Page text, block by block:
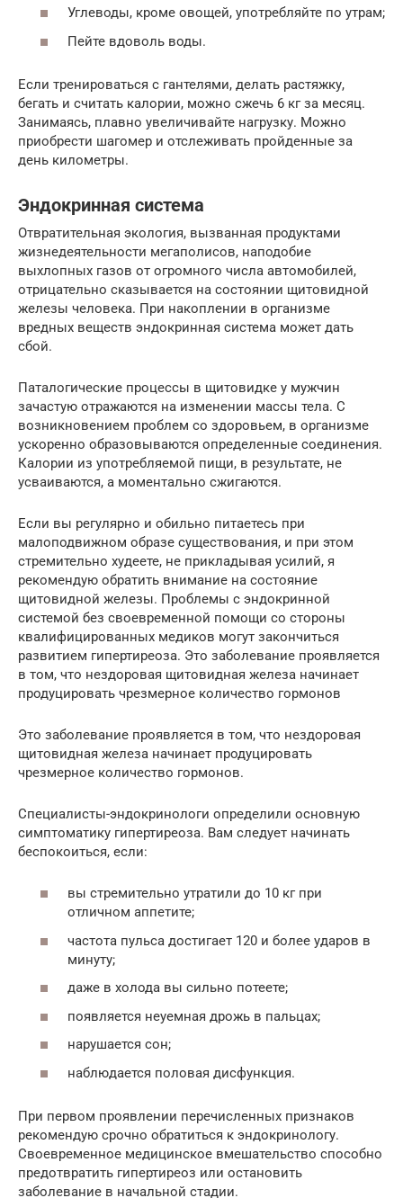
Углеводы, кроме овощей, употребляйте по утрам;
Пейте вдоволь воды.
Если тренироваться с гантелями, делать растяжку,
бегать и считать калории, можно сжечь 6 кг за месяц.
Занимаясь, плавно увеличивайте нагрузку. Можно
приобрести шагомер и отслеживать пройденные за
день километры.
Эндокринная система
Отвратительная экология, вызванная продуктами
жизнедеятельности мегаполисов, наподобие
выхлопных газов от огромного числа автомобилей,
отрицательно сказывается на состоянии щитовидной
железы человека. При накоплении в организме
вредных веществ эндокринная система может дать
сбой.
Паталогические процессы в щитовидке у мужчин
зачастую отражаются на изменении массы тела. С
возникновением проблем со здоровьем, в организме
ускоренно образовываются определенные соединения.
Калории из употребляемой пищи, в результате, не
усваиваются, а моментально сжигаются.
Если вы регулярно и обильно питаетесь при
малоподвижном образе существования, и при этом
стремительно худеете, не прикладывая усилий, я
рекомендую обратить внимание на состояние
щитовидной железы. Проблемы с эндокринной
системой без своевременной помощи со стороны
квалифицированных медиков могут закончиться
развитием гипертиреоза. Это заболевание проявляется
в том, что нездоровая щитовидная железа начинает
продуцировать чрезмерное количество гормонов
Это заболевание проявляется в том, что нездоровая
щитовидная железа начинает продуцировать
чрезмерное количество гормонов.
Специалисты-эндокринологи определили основную
симптоматику гипертиреоза. Вам следует начинать
беспокоиться, если:
вы стремительно утратили до 10 кг при
отличном аппетите;
частота пульса достигает 120 и более ударов в
минуту;
даже в холода вы сильно потеете;
появляется неуемная дрожь в пальцах;
нарушается сон;
наблюдается половая дисфункция.
При первом проявлении перечисленных признаков
рекомендую срочно обратиться к эндокринологу.
Своевременное медицинское вмешательство способно
предотвратить гипертиреоз или остановить
заболевание в начальной стадии.